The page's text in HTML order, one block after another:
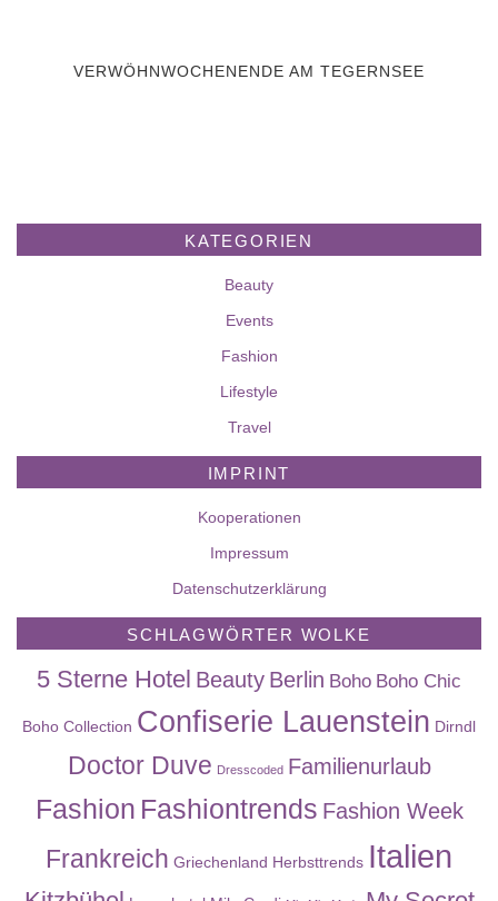
VERWÖHNWOCHENENDE AM TEGERNSEE
KATEGORIEN
Beauty
Events
Fashion
Lifestyle
Travel
IMPRINT
Kooperationen
Impressum
Datenschutzerklärung
SCHLAGWÖRTER WOLKE
5 Sterne Hotel Beauty Berlin Boho Boho Chic
Boho Collection Confiserie Lauenstein Dirndl
Doctor Duve Dresscoded Familienurlaub
Fashion Fashiontrends Fashion Week
Frankreich Griechenland Herbsttrends Italien